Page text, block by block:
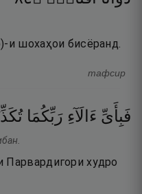
и шохаҳои бисёранд.
тафсир
فَبِأَىِّ ءَالَآءِ رَبِّكُمَا
Парвардигори худро